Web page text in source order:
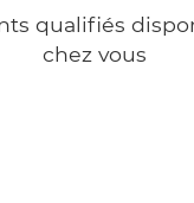
qualifiés
chez vous